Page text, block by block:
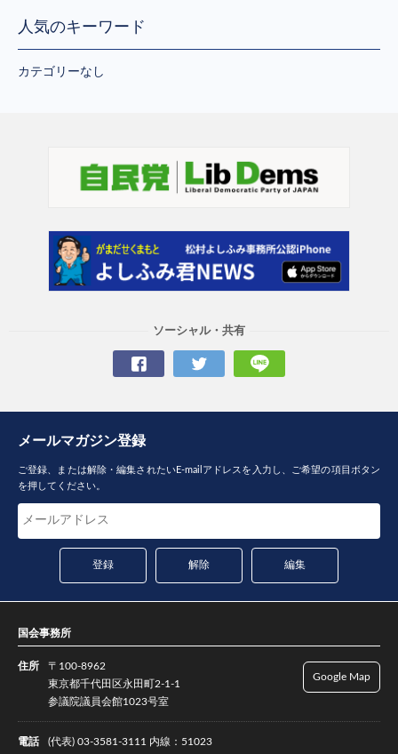
人気のキーワード
カテゴリーなし
ソーシャル・共有
メールマガジン登録
ご登録、または解除・編集されたいE-mailアドレスを入力し、ご希望の項目ボタン
を押してください。
国会事務所
住所
〒100-8962
東京都千代田区永田町2-1-1
参議院議員会館1023号室
電話
(代表) 03-3581-3111 内線：51023
Google Map